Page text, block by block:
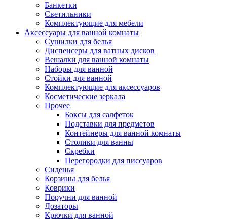
Банкетки
Светильники
Комплектующие для мебели
Аксессуары для ванной комнаты
Сушилки для белья
Диспенсеры для ватных дисков
Вешалки для ванной комнаты
Наборы для ванной
Стойки для ванной
Комплектующие для аксессуаров
Косметические зеркала
Прочее
Боксы для салфеток
Подставки для предметов
Контейнеры для ванной комнаты
Столики для ванны
Скребки
Перегородки для писсуаров
Сиденья
Корзины для белья
Коврики
Поручни для ванной
Дозаторы
Крючки для ванной